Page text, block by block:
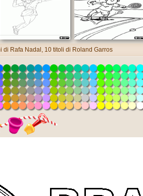
di Rafa Nadal, 10 titoli di Roland Garros